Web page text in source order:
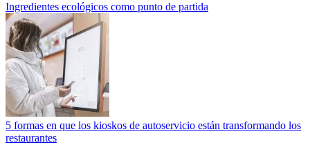
Ingredientes ecológicos como punto de partida
5 formas en que los kioskos de autoservicio están transformando los
restaurantes